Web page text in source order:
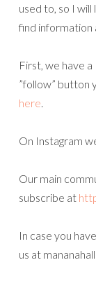
used to, so I
find information
First, we have
”follow” button
here.
On Instagram
Our main
subscribe at
In case you
us at